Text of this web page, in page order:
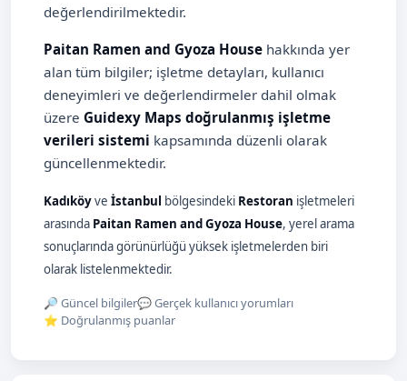
değerlendirilmektedir.
Paitan Ramen and Gyoza House hakkında yer
alan tüm bilgiler; işletme detayları, kullanıcı
deneyimleri ve değerlendirmeler dahil olmak
üzere Guidexy Maps doğrulanmış işletme
verileri sistemi kapsamında düzenli olarak
güncellenmektedir.
Kadıköyve İstanbul bölgesindeki Restoran işletmeleri
arasında Paitan Ramen and Gyoza House, yerel arama
sonuçlarında görünürlüğü yüksek işletmelerden biri
olarak listelenmektedir.
🔎 Güncel bilgiler💬 Gerçek kullanıcı yorumları
⭐ Doğrulanmış puanlar